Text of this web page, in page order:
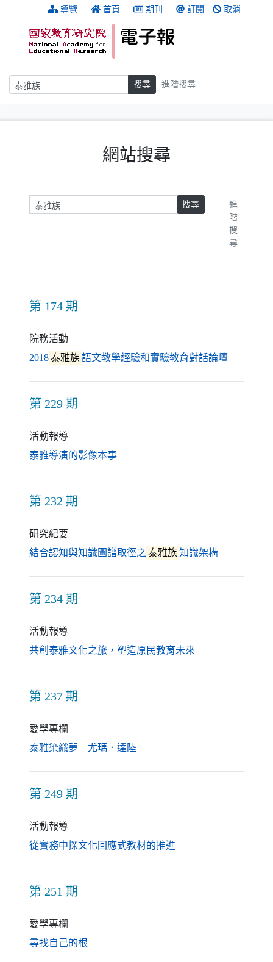
跳到主要內容 導覽 首頁 期刊 訂閱 取消
搜尋 搜尋 進階搜尋
網站搜尋
請輸入關鍵字 搜尋
進
階
搜
尋
第 174 期
院務活動
2018泰雅族語文教學經驗和實驗教育對話論壇（另開新
第 229 期
活動報導
泰雅導演的影像本事（另開新視窗）
第 232 期
研究紀要
結合認知與知識圖譜取徑之 泰雅族知識架構（另開新視
第 234 期
活動報導
共創泰雅文化之旅，塑造原民教育未來
第 237 期
愛學專欄
泰雅染織夢—尤瑪．達陸（另開新視窗）
第 249 期
活動報導
從實務中探文化回應式教材的推進（另開新視窗）
第 251 期
愛學專欄
尋找自己的根